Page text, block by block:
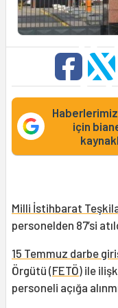
için
Milli İstihbarat
personelden 87’si
15 Temmuz darbe
Örgütü (FETÖ) ile
personeli açığa